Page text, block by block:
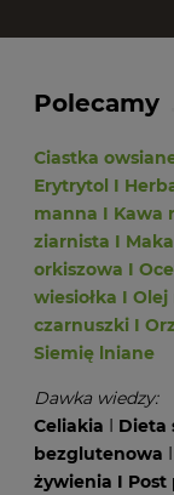
Polecamy
Ciastka
Erytrytol I
manna I Kawa
ziarnista I
orkiszowa I
wiesiołka I Olej
czarnuszki I
Siemię lniane
Dawka wiedzy:
Celiakia I Dieta
bezglutenowa I
żywienia I Post